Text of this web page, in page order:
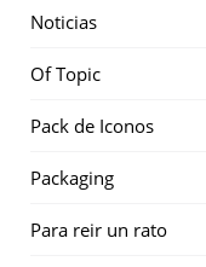
Noticias
Of Topic
Pack de Iconos
Packaging
Para reir un rato